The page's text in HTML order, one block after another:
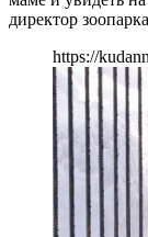
директор
https://